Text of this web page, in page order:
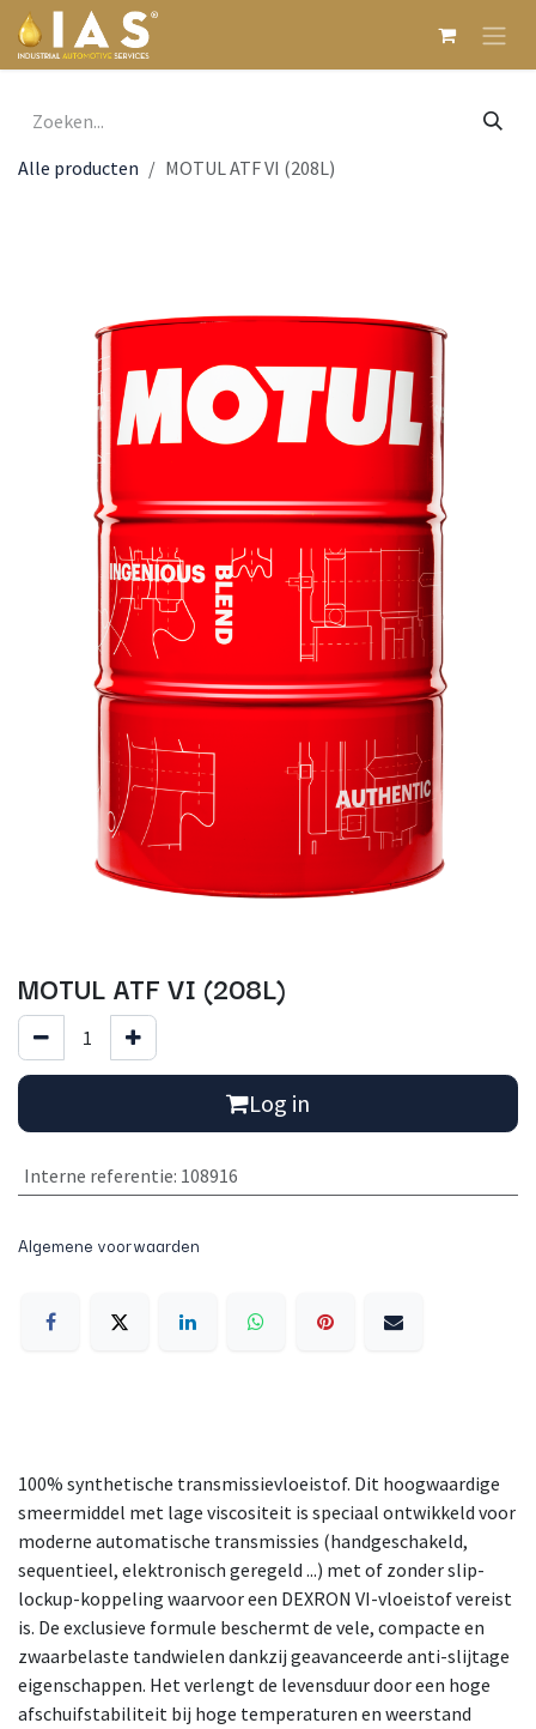
Overslaan naar inhoud
Alle producten MOTUL ATF VI (208L)
MOTUL ATF VI (208L)
Log in
Interne referentie: 108916
Algemene voorwaarden
100% synthetische transmissievloeistof. Dit hoogwaardige
smeermiddel met lage viscositeit is speciaal ontwikkeld voor
moderne automatische transmissies (handgeschakeld,
sequentieel, elektronisch geregeld ...) met of zonder slip-
lockup-koppeling waarvoor een DEXRON VI-vloeistof vereist
is. De exclusieve formule beschermt de vele, compacte en
zwaarbelaste tandwielen dankzij geavanceerde anti-slijtage
eigenschappen. Het verlengt de levensduur door een hoge
afschuifstabiliteit bij hoge temperaturen en weerstand